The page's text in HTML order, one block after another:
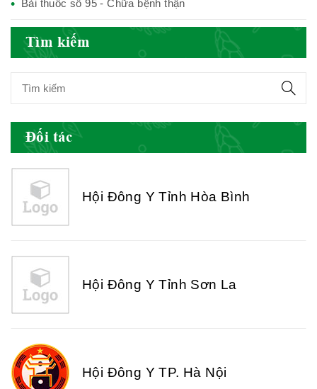
Bài thuốc số 95 - Chữa bệnh thận
Tìm kiếm
Đối tác
Hội Đông Y Tỉnh Yên Bái
Hội Đông Y Tỉnh Hòa Bình
Hội Đông Y Tỉnh Sơn La
Hội Đông Y TP. Hà Nội